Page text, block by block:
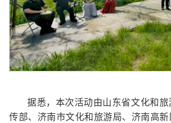
据悉，本次活动由山东省文化和
传部、济南市文化和旅游局、济南高